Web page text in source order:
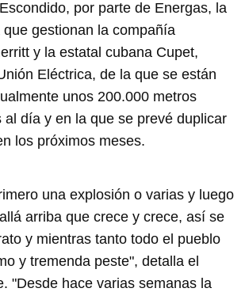
por parte de Energas, la
gestionan la compañía
y la estatal cubana Cupet,
Eléctrica, de la que se están
unos 200.000 metros
al día y en la que se prevé duplicar
los próximos meses.
una explosión o varias y luego
arriba que crece y crece, así se
y mientras tanto todo el pueblo
y tremenda peste", detalla el
"Desde hace varias semanas la